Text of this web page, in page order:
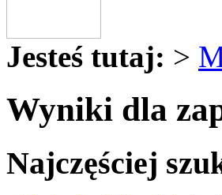
Jesteś tutaj: >
Wyniki dla
Najczęściej